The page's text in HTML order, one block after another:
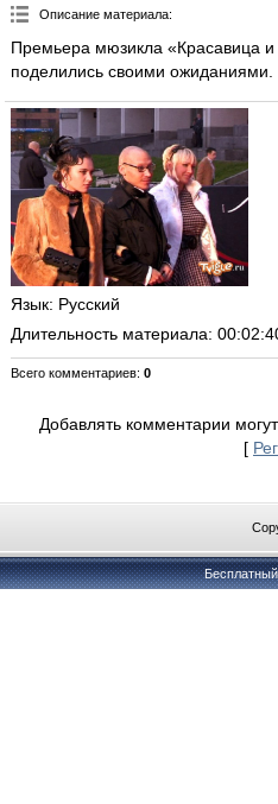
Описание материала:
Премьера мюзикла «Красавица
поделились своими ожиданиями.
Язык: Русский
Длительность материала:
Всего комментариев: 0
Добавлять комментарии
[